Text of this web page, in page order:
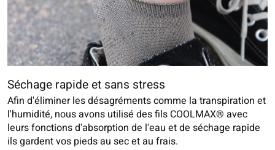
Séchage rapide et sans stress
Afin d'éliminer les désagréments comme la transpiration et
l'humidité, nous avons utilisé des fils COOLMAX® avec
leurs fonctions d'absorption de l'eau et de séchage rapide
ils gardent vos pieds au sec et au frais.